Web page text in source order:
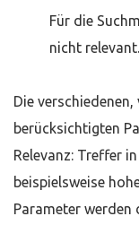
Für die
nicht relevant.
Die
berücksichtigten
Relevanz: Treffer
beispielsweise
Parameter werden